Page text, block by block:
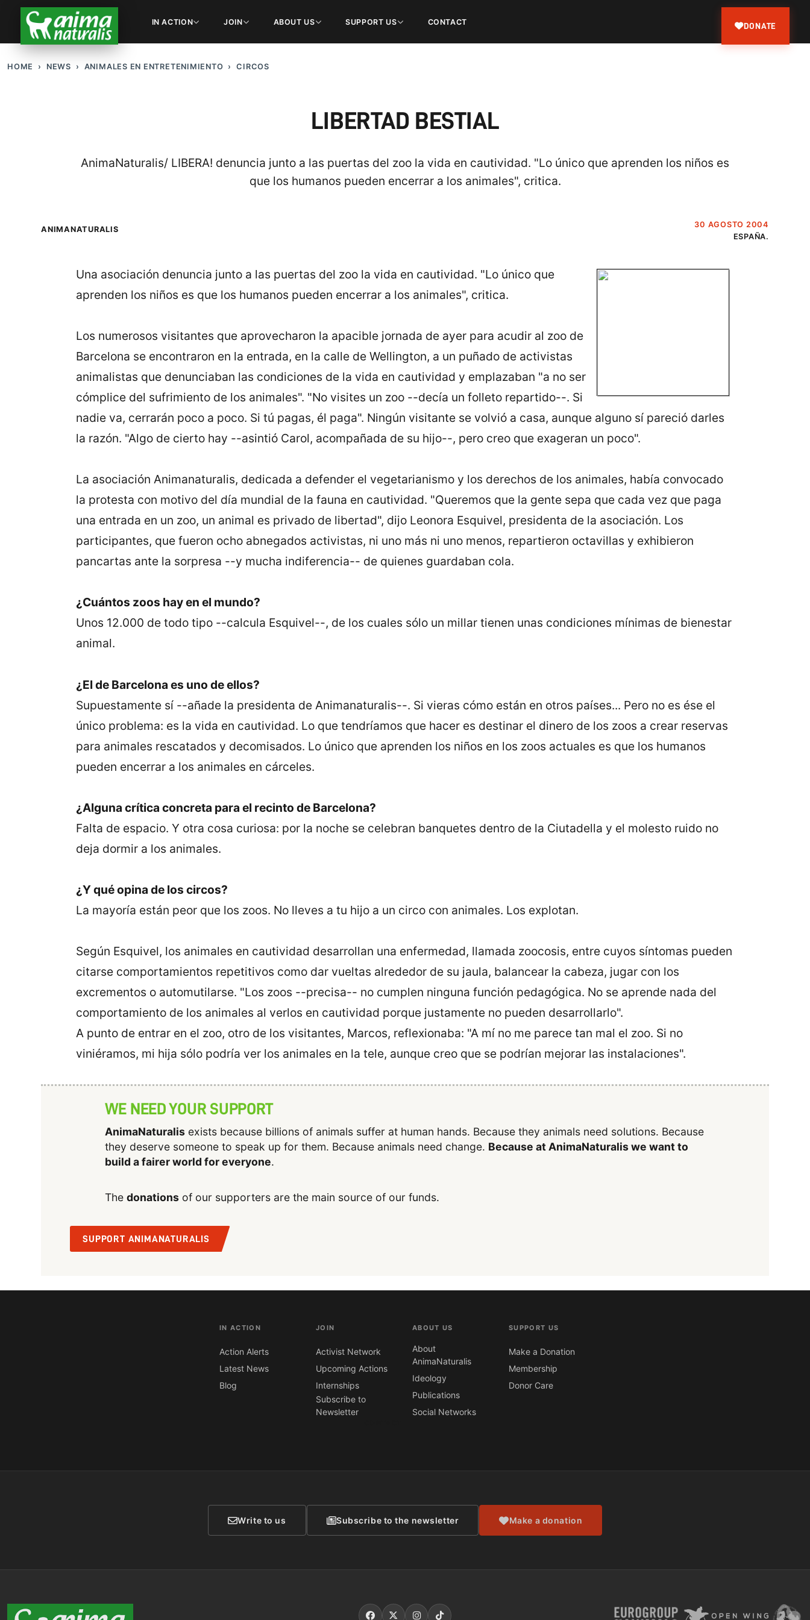
IN ACTION JOIN ABOUT US SUPPORT US CONTACT DONATE
HOME NEWS ANIMALES EN ENTRETENIMIENTO CIRCOS
LIBERTAD BESTIAL
AnimaNaturalis/ LIBERA! denuncia junto a las puertas del zoo la vida en cautividad. "Lo único que aprenden los niños es
que los humanos pueden encerrar a los animales", critica.
ANIMANATURALIS
30 AGOSTO 2004
ESPAÑA.
Una asociación denuncia junto a las puertas del zoo la vida en cautividad. "Lo único que
aprenden los niños es que los humanos pueden encerrar a los animales", critica.
Los numerosos visitantes que aprovecharon la apacible jornada de ayer para acudir al zoo de
Barcelona se encontraron en la entrada, en la calle de Wellington, a un puñado de activistas
animalistas que denunciaban las condiciones de la vida en cautividad y emplazaban "a no ser
cómplice del sufrimiento de los animales". "No visites un zoo --decía un folleto repartido--. Si
nadie va, cerrarán poco a poco. Si tú pagas, él paga". Ningún visitante se volvió a casa, aunque alguno sí pareció darles
la razón. "Algo de cierto hay --asintió Carol, acompañada de su hijo--, pero creo que exageran un poco".
La asociación Animanaturalis, dedicada a defender el vegetarianismo y los derechos de los animales, había convocado
la protesta con motivo del día mundial de la fauna en cautividad. "Queremos que la gente sepa que cada vez que paga
una entrada en un zoo, un animal es privado de libertad", dijo Leonora Esquivel, presidenta de la asociación. Los
participantes, que fueron ocho abnegados activistas, ni uno más ni uno menos, repartieron octavillas y exhibieron
pancartas ante la sorpresa --y mucha indiferencia-- de quienes guardaban cola.
¿Cuántos zoos hay en el mundo?
Unos 12.000 de todo tipo --calcula Esquivel--, de los cuales sólo un millar tienen unas condiciones mínimas de bienestar
animal.
¿El de Barcelona es uno de ellos?
Supuestamente sí --añade la presidenta de Animanaturalis--. Si vieras cómo están en otros países... Pero no es ése el
único problema: es la vida en cautividad. Lo que tendríamos que hacer es destinar el dinero de los zoos a crear reservas
para animales rescatados y decomisados. Lo único que aprenden los niños en los zoos actuales es que los humanos
pueden encerrar a los animales en cárceles.
¿Alguna crítica concreta para el recinto de Barcelona?
Falta de espacio. Y otra cosa curiosa: por la noche se celebran banquetes dentro de la Ciutadella y el molesto ruido no
deja dormir a los animales.
¿Y qué opina de los circos?
La mayoría están peor que los zoos. No lleves a tu hijo a un circo con animales. Los explotan.
Según Esquivel, los animales en cautividad desarrollan una enfermedad, llamada zoocosis, entre cuyos síntomas pueden
citarse comportamientos repetitivos como dar vueltas alrededor de su jaula, balancear la cabeza, jugar con los
excrementos o automutilarse. "Los zoos --precisa-- no cumplen ninguna función pedagógica. No se aprende nada del
comportamiento de los animales al verlos en cautividad porque justamente no pueden desarrollarlo".
A punto de entrar en el zoo, otro de los visitantes, Marcos, reflexionaba: "A mí no me parece tan mal el zoo. Si no
viniéramos, mi hija sólo podría ver los animales en la tele, aunque creo que se podrían mejorar las instalaciones".
WE NEED YOUR SUPPORT
AnimaNaturalisexists because billions of animals suffer at human hands. Because they animals need solutions. Because
they deserve someone to speak up for them. Because animals need change. Because at AnimaNaturalis we want to
build a fairer world for everyone.
The donationsof our supporters are the main source of our funds.
SUPPORT ANIMANATURALIS
IN ACTION
Action Alerts
Latest News
Blog
JOIN
Activist Network
Upcoming Actions
Internships
Subscribe to
Newsletter
ABOUT US
About
AnimaNaturalis
Ideology
Publications
Social Networks
SUPPORT US
Make a Donation
Membership
Donor Care
Write to us Subscribe to the newsletter Make a donation